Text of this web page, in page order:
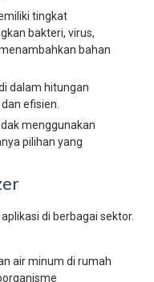
tingkat
bakteri, virus,
bahan
dalam hitungan
efisien.
menggunakan
pilihan yang
di berbagai sektor.
air minum di rumah